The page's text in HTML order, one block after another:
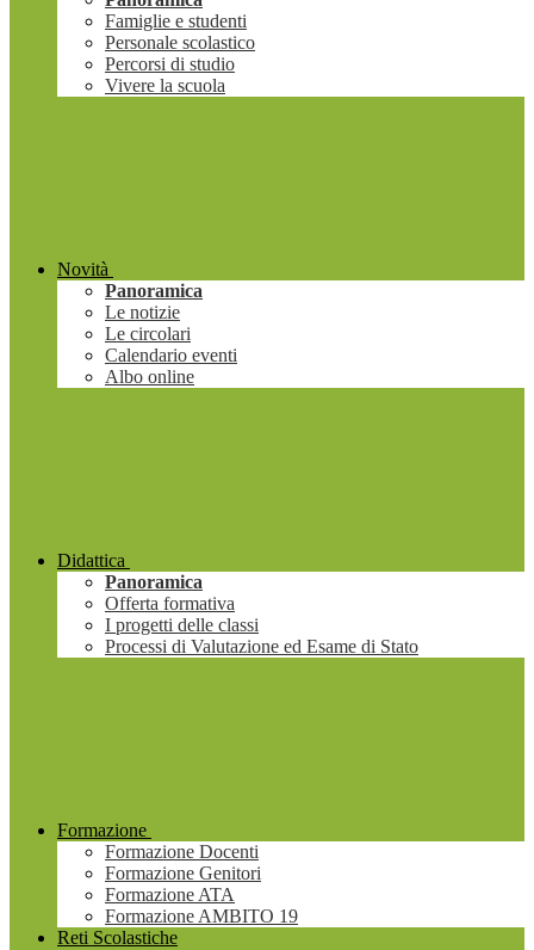
Famiglie e studenti
Personale scolastico
Percorsi di studio
Vivere la scuola
Novità
Panoramica
Le notizie
Le circolari
Calendario eventi
Albo online
Didattica
Panoramica
Offerta formativa
I progetti delle classi
Processi di Valutazione ed Esame di Stato
Formazione
Formazione Docenti
Formazione Genitori
Formazione ATA
Formazione AMBITO 19
Reti Scolastiche